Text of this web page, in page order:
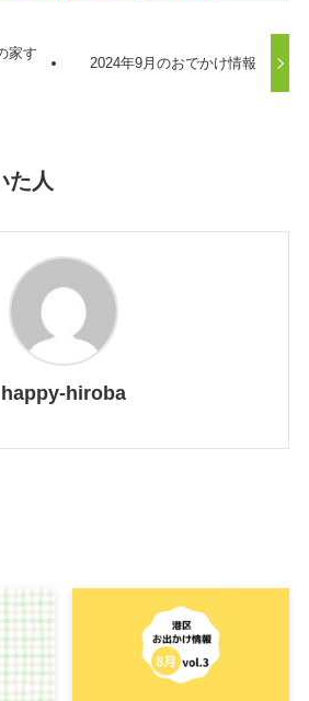
家す
2024年9月のおでかけ情報
た人
happy-hiroba